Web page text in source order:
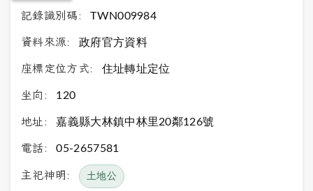
記錄識別碼: TWN009984
資料來源: 政府官方資料
座標定位方式: 住址轉址定位
坐向: 120
地址: 嘉義縣大林鎮中林里20鄰126號
電話: 05-2657581
主祀神明: 土地公